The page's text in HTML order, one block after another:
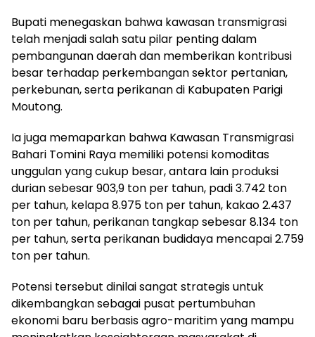
Bupati menegaskan bahwa kawasan transmigrasi
telah menjadi salah satu pilar penting dalam
pembangunan daerah dan memberikan kontribusi
besar terhadap perkembangan sektor pertanian,
perkebunan, serta perikanan di Kabupaten Parigi
Moutong.
Ia juga memaparkan bahwa Kawasan Transmigrasi
Bahari Tomini Raya memiliki potensi komoditas
unggulan yang cukup besar, antara lain produksi
durian sebesar 903,9 ton per tahun, padi 3.742 ton
per tahun, kelapa 8.975 ton per tahun, kakao 2.437
ton per tahun, perikanan tangkap sebesar 8.134 ton
per tahun, serta perikanan budidaya mencapai 2.759
ton per tahun.
Potensi tersebut dinilai sangat strategis untuk
dikembangkan sebagai pusat pertumbuhan
ekonomi baru berbasis agro-maritim yang mampu